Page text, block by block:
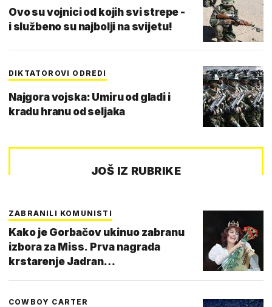
Ovo su vojnici od kojih svi strepe -
i službeno su najbolji na svijetu!
DIKTATOROVI ODREDI
Najgora vojska: Umiru od gladi i
kradu hranu od seljaka
JOŠ IZ RUBRIKE
ZABRANILI KOMUNISTI
Kako je Gorbačov ukinuo zabranu
izbora za Miss. Prva nagrada
krstarenje Jadran…
COWBOY CARTER